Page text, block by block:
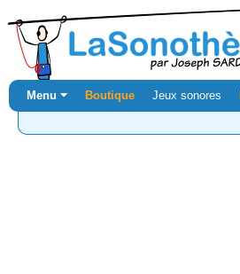
Menu ⏷ Boutique Jeux sonores